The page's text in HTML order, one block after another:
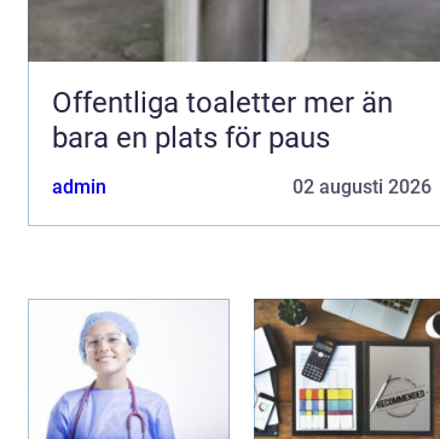
Offentliga toaletter mer än
bara en plats för paus
admin 02 augusti 2026